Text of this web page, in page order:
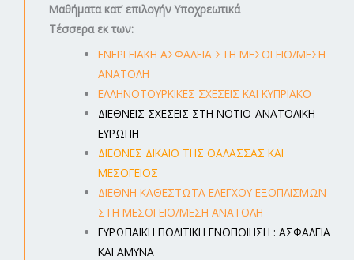
Μαθήματα κατ’ επιλογήν Υποχρεωτικά
Τέσσερα εκ των:
ΕΝΕΡΓΕΙΑΚΗ ΑΣΦΑΛΕΙΑ ΣΤΗ ΜΕΣΟΓΕΙΟ/ΜΕΣΗ
ΑΝΑΤΟΛΗ
ΕΛΛΗΝΟΤΟΥΡΚΙΚΕΣ ΣΧΕΣΕΙΣ ΚΑΙ ΚΥΠΡΙΑΚΟ
ΔΙΕΘΝΕΙΣ ΣΧΕΣΕΙΣ ΣΤΗ ΝΟΤΙΟ-ΑΝΑΤΟΛΙΚΗ
ΕΥΡΩΠΗ
ΔΙΕΘΝΕΣ ΔΙΚΑΙΟ ΤΗΣ ΘΑΛΑΣΣΑΣ ΚΑΙ
ΜΕΣΟΓΕΙΟΣ
ΔΙΕΘΝΗ ΚΑΘΕΣΤΩΤΑ ΕΛΕΓΧΟΥ ΕΞΟΠΛΙΣΜΩΝ
ΣΤΗ ΜΕΣΟΓΕΙΟ/ΜΕΣΗ ΑΝΑΤΟΛΗ
ΕΥΡΩΠΑΪΚΗ ΠΟΛΙΤΙΚΗ ΕΝΟΠΟΙΗΣΗ : ΑΣΦΑΛΕΙΑ
ΚΑΙ ΑΜΥΝΑ